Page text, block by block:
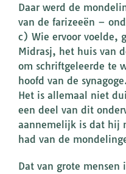
Daar werd de
van de farizeeën –
c) Wie ervoor voelde,
Midrasj, het huis van
om schriftgeleerde te
hoofd van de
Het is allemaal niet
een deel van dit
aannemelijk is dat hij
had van de
Dat van grote mensen